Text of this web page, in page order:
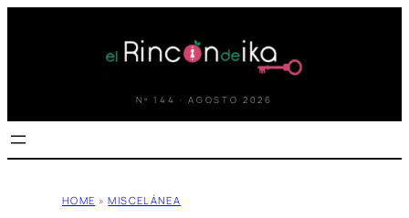
Nº 144 · AGOSTO 2026
HOME » MISCELÁNEA